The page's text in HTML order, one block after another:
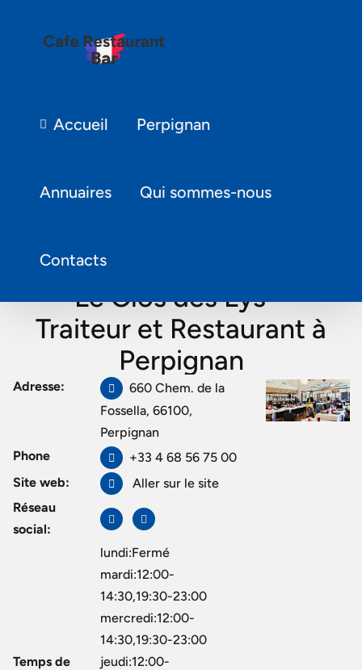
Accueil Perpignan
Annuaires Qui sommes-nous
Contacts
Le Clos des Lys –
Traiteur et Restaurant à
Perpignan
Fr Foodie Perpignan /Restaurant gastronomique à Perpignan/Le
Clos des Lys – Traiteur et Restaurant à Perpignan
Adresse:
660 Chem. de la
Fossella, 66100,
Perpignan
Phone
+33 4 68 56 75 00
Site web:
Aller sur le site
Réseau
social:
Temps de
lundi:Fermé
mardi:12:00-
14:30,19:30-23:00
mercredi:12:00-
14:30,19:30-23:00
jeudi:12:00-